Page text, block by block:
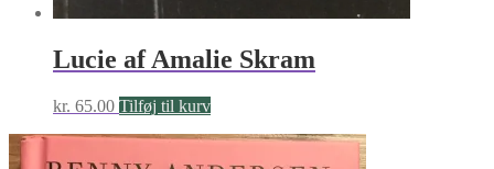
Lucie af Amalie Skram
kr. 65.00 Tilføj til kurv